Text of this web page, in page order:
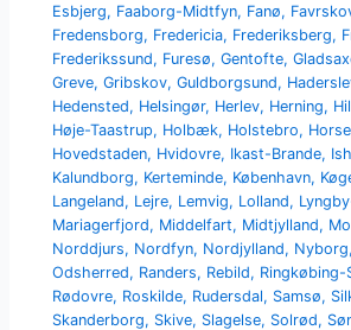
Esbjerg, Faaborg-Midtfyn, Fanø,
Fredensborg, Fredericia, Frederiksberg,
Frederikssund, Furesø,Gentofte,
Greve,Gribskov,Guldborgsund,
Hedensted, Helsingør, Herlev, Herning,
Høje-Taastrup, Holbæk, Holstebro,
Hovedstaden, Hvidovre, Ikast-Brande,
Kalundborg, Kerteminde, København,
Langeland, Lejre, Lemvig, Lolland,
Mariagerfjord, Middelfart, Midtjylland,
Norddjurs, Nordfyn, Nordjylland, Nyborg
Odsherred, Randers, Rebild, Ringkøbing-
Rødovre, Roskilde, Rudersdal, Samsø,
Skanderborg, Skive, Slagelse, Solrød,